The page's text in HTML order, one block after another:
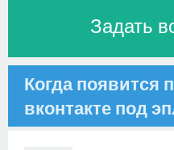
Задать
Когда появится
вконтакте под